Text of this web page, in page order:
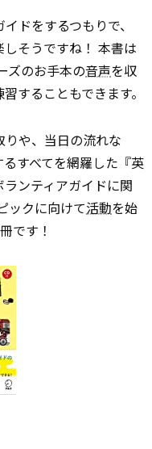
ドをするつもりで、
そうですね！ 本書は
ズのお手本の音声を収
することもできます。
や、当日の流れな
すべてを網羅した『英
ンティアガイドに関
ックに向けて活動を始
です！